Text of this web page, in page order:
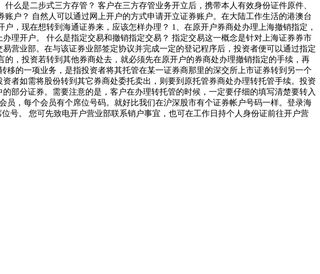
么是二步式三方存管？ 客户在三方存管业务开立后，携带本人有效身份证件原件、
户？ 自然人可以通过网上开户的方式申请开立证券账户。在大陆工作生活的港澳台
，现在想转到海通证券来，应该怎样办理？ 1、在原开户券商处办理上海撤销指定，
理开户。 什么是指定交易和撤销指定交易？ 指定交易这一概念是针对上海证券券市
营业部。在与该证券业部签定协议并完成一定的登记程序后，投资者便可以通过指定
，投资若转到其他券商处去，就必须先在原开户的券商处办理撤销指定的手续，再
的一项业务，是指投资者将其托管在某一证券商那里的深交所上市证券转到另一个
者如需将股份转到其它券商处委托卖出，则要到原托管券商处办理转托管手续。投资
部分证券。需要注意的是，客户在办理转托管的时候，一定要仔细的填写清楚要转入
，每个会员有个席位号码。就好比我们在沪深股市有个证券帐户号码一样。登录海
号。 您可先致电开户营业部联系销户事宜，也可在工作日持个人身份证前往开户营